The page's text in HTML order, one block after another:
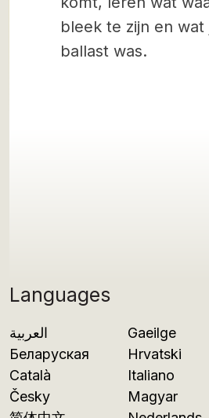
Languages
العربية
Беларуская
Català
Česky
Gaeilge
Hrvatski
Italiano
Magyar
bleek te zijn en wat
ballast was.